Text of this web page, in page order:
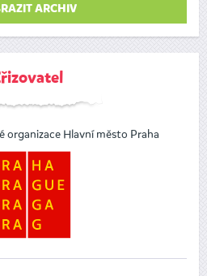
ARCHIV
organizace Hlavní město Praha